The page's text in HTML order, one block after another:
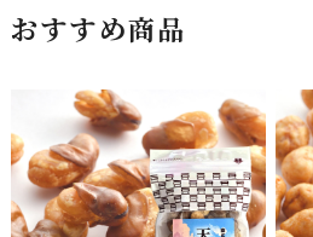
おすすめ商品